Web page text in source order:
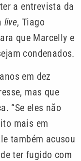
a entrevista da
live, Tiago
que Marcelly e
condenados.
em dez
mas que
“Se eles não
mais em
também acusou
ter fugido com